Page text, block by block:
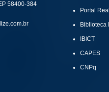
58400-384
Portal
Biblioteca
IBICT
CAPES
CNPq